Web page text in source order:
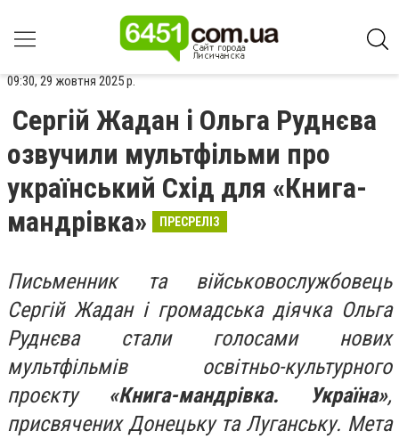
09:30, 29 жовтня 2025 р.
Сергій Жадан і Ольга Руднєва
озвучили мультфільми про
український Схід для «Книга-
мандрівка»
ПРЕСРЕЛІЗ
Письменник та військовослужбовець
Сергій Жадан і громадська діячка Ольга
Руднєва стали голосами нових
мультфільмів освітньо-культурного
проєкту «Книга-мандрівка. Україна»,
присвячених Донецьку та Луганську. Мета